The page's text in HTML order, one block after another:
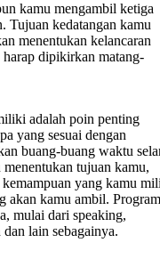
kamu mengambil ketiga
Tujuan kedatangan kamu
menentukan kelancaran
harap dipikirkan matang-
adalah poin penting
yang sesuai dengan
buang-buang waktu
tujuan kamu,
yang kamu
akan kamu ambil. Program
mulai dari speaking,
lain sebagainya.